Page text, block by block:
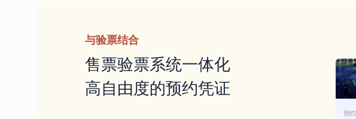
与验票结合
售票验票系统一体化
高自由度的预约凭证